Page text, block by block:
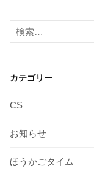
イ
ブ
検
索:
カテゴリー
CS
お知らせ
ほうかごタイム